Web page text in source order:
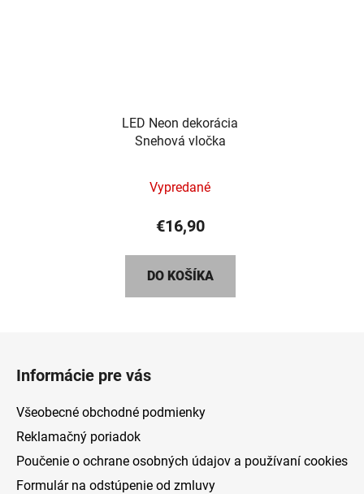
LED Neon dekorácia
Snehová vločka
hodnotenie
produktu
je
z
Vypredané
€16,90
DO KOŠÍKA
Informácie pre vás
Všeobecné obchodné podmienky
Reklamačný poriadok
Poučenie o ochrane osobných údajov a používaní cookies
Formulár na odstúpenie od zmluvy